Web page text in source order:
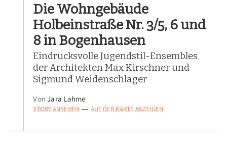
Die Wohngebäude
Holbeinstraße Nr. 3/5, 6 und
8 in Bogenhausen
Eindrucksvolle Jugendstil-Ensembles
der Architekten Max Kirschner und
Sigmund Weidenschlager
VonJara Lahme
STORY ANSEHEN — AUF DER KARTE ANZEIGEN